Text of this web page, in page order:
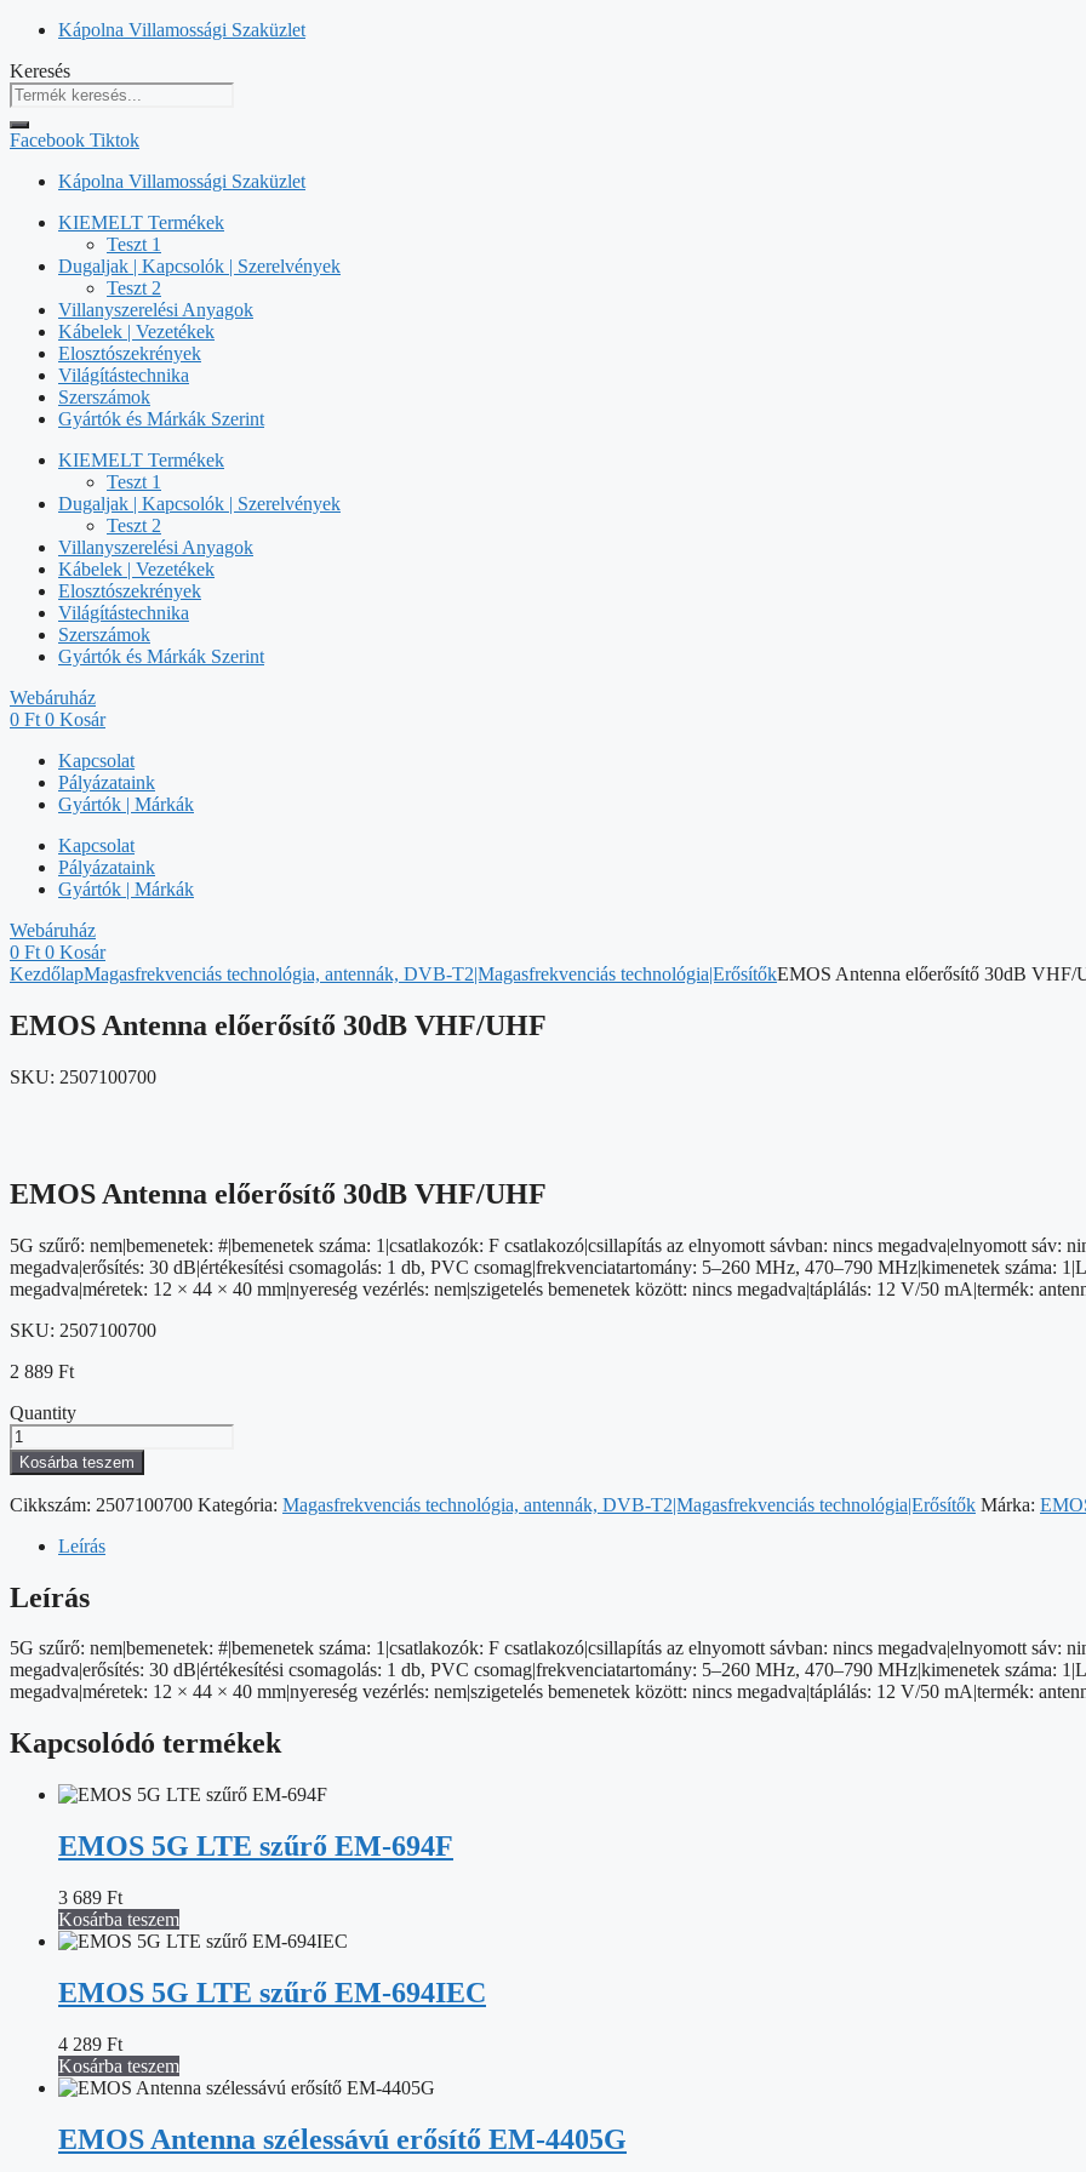
Kilépés
tartalomba
Kápolna Villamossági Szaküzlet
Keresés
Facebook Tiktok
Kápolna Villamossági Szaküzlet
KIEMELT Termékek
Teszt 1
Dugaljak | Kapcsolók | Szerelvények
Teszt 2
Villanyszerelési Anyagok
Kábelek | Vezetékek
Elosztószekrények
Világítástechnika
Szerszámok
Gyártók és Márkák Szerint
KIEMELT Termékek
Teszt 1
Dugaljak | Kapcsolók | Szerelvények
Teszt 2
Villanyszerelési Anyagok
Kábelek | Vezetékek
Elosztószekrények
Világítástechnika
Szerszámok
Gyártók és Márkák Szerint
Webáruház
0 Ft 0 Kosár
Kapcsolat
Pályázataink
Gyártók | Márkák
Kapcsolat
Pályázataink
Gyártók | Márkák
Webáruház
0 Ft 0 Kosár
KezdőlapMagasfrekvenciás technológia, antennák, DVB-T2|Magasfrekvenciás technológia|ErősítőkEMOS Antenna előerősítő 30dB VHF/
EMOS Antenna előerősítő 30dB VHF/UHF
SKU: 2507100700
EMOS Antenna előerősítő 30dB VHF/UHF
5G szűrő: nem|bemenetek: #|bemenetek száma: 1|csatlakozók: F csatlakozó|csillapítás az elnyomott sávban: nincs megadva|elnyomott sáv:
megadva|erősítés: 30 dB|értékesítési csomagolás: 1 db, PVC csomag|frekvenciatartomány: 5–260 MHz, 470–790 MHz|kimenetek száma:
megadva|méretek: 12 × 44 × 40 mm|nyereség vezérlés: nem|szigetelés bemenetek között: nincs megadva|táplálás: 12 V/50 mA|termék:
SKU: 2507100700
2 889 Ft
Quantity
EMOS
Antenna
előerősítő
30dB
mennyiség
Kosárba teszem
Cikkszám: 2507100700 Kategória: Magasfrekvenciás technológia, antennák, DVB-T2|Magasfrekvenciás technológia|Erősítők Márka:
Leírás
Leírás
5G szűrő: nem|bemenetek: #|bemenetek száma: 1|csatlakozók: F csatlakozó|csillapítás az elnyomott sávban: nincs megadva|elnyomott sáv:
megadva|erősítés: 30 dB|értékesítési csomagolás: 1 db, PVC csomag|frekvenciatartomány: 5–260 MHz, 470–790 MHz|kimenetek száma:
megadva|méretek: 12 × 44 × 40 mm|nyereség vezérlés: nem|szigetelés bemenetek között: nincs megadva|táplálás: 12 V/50 mA|termék:
Kapcsolódó termékek
EMOS 5G LTE szűrő EM-694F
3 689 Ft
Kosárba teszem
EMOS 5G LTE szűrő EM-694IEC
4 289 Ft
Kosárba teszem
EMOS Antenna szélessávú erősítő EM-4405G